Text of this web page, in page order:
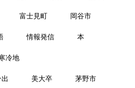
富士見町 岡谷市
情報発信 本
冷地
美大卒 茅野市